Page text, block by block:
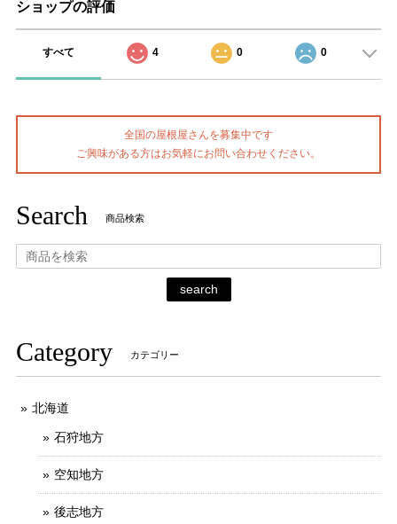
ショップの評価
すべて 4 0 0
全国の屋根屋さんを募集中です
ご興味がある方はお気軽にお問い合わせください。
Search 商品検索
search
Category カテゴリー
北海道
石狩地方
空知地方
後志地方